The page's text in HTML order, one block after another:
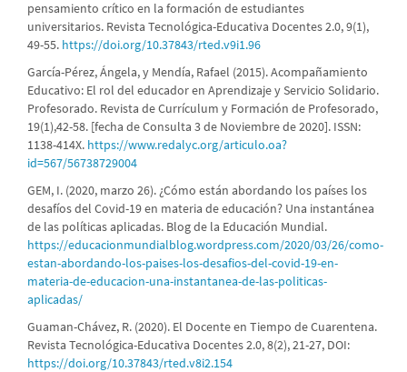
pensamiento crítico en la formación de estudiantes
universitarios. Revista Tecnológica-Educativa Docentes 2.0, 9(1),
49-55. https://doi.org/10.37843/rted.v9i1.96
García-Pérez, Ángela, y Mendía, Rafael (2015). Acompañamiento
Educativo: El rol del educador en Aprendizaje y Servicio Solidario.
Profesorado. Revista de Currículum y Formación de Profesorado,
19(1),42-58. [fecha de Consulta 3 de Noviembre de 2020]. ISSN:
1138-414X. https://www.redalyc.org/articulo.oa?
id=567/56738729004
GEM, I. (2020, marzo 26). ¿Cómo están abordando los países los
desafíos del Covid-19 en materia de educación? Una instantánea
de las políticas aplicadas. Blog de la Educación Mundial.
https://educacionmundialblog.wordpress.com/2020/03/26/como-
estan-abordando-los-paises-los-desafios-del-covid-19-en-
materia-de-educacion-una-instantanea-de-las-politicas-
aplicadas/
Guaman-Chávez, R. (2020). El Docente en Tiempo de Cuarentena.
Revista Tecnológica-Educativa Docentes 2.0, 8(2), 21-27, DOI:
https://doi.org/10.37843/rted.v8i2.154